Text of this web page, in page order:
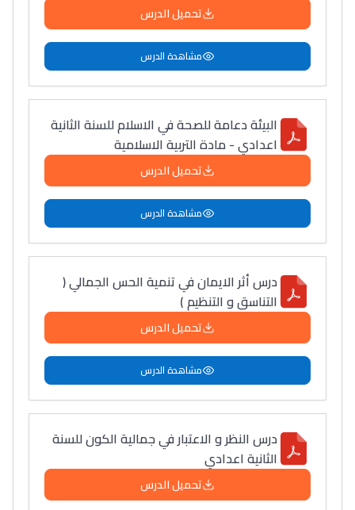
تحميل الدرس
مشاهدة الدرس
البيئة دعامة للصحة في الاسلام للسنة الثانية
اعدادي - مادة التربية الاسلامية
تحميل الدرس
مشاهدة الدرس
درس أثر الايمان في تنمية الحس الجمالي (
التناسق و التنظيم )
تحميل الدرس
مشاهدة الدرس
درس النظر و الاعتبار في جمالية الكون للسنة
الثانية اعدادي
تحميل الدرس